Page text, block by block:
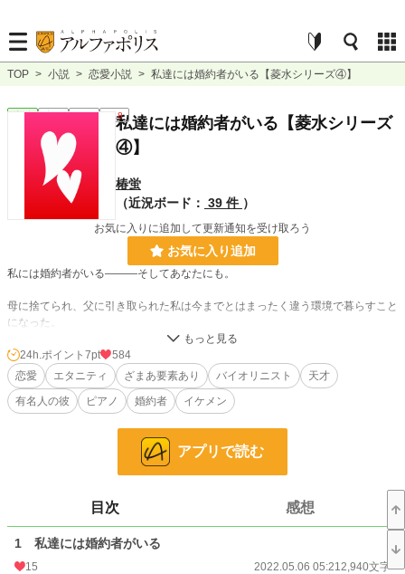
TOP > 小説 > 恋愛小説 > 私達には婚約者がいる【菱水シリーズ④】
恋愛 完結 短編 R18私達には婚約者がいる【菱水シリーズ
④】
椿蛍
（近況ボード： 39 件 ）
お気に入りに追加して更新通知を受け取ろう
お気に入り追加
私には婚約者がいる―――そしてあなたにも。
母に捨てられ、父に引き取られた私は今までとはまったく違う環境で暮らすこと
になった。
でも、父には本妻とその子供がいた。
渋木家のお嬢様となった私は婚約者を決められてしまう。
けれど、私が好きになったのは婚約者とは別の人。
★６話まで１日２話更新
★R-18には※R-18マークをつけます。飛ばして読むことも可能です。
恋愛 16,878 位 / 66,405 件
24h.ポイント 7pt
584
恋愛
エタニティ ざまあ要素あり バイオリニスト
天才
有名人の彼
ピアノ 婚約者 イケメン
アプリで読む
目次 感想
1 私達には婚約者がいる
15 2022.05.06 05:212,940文字